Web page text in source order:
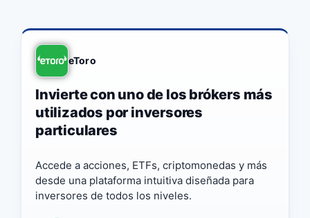
eToro
Invierte con uno de los brókers más
utilizados por inversores
particulares
Accede a acciones, ETFs, criptomonedas y más
desde una plataforma intuitiva diseñada para
inversores de todos los niveles.